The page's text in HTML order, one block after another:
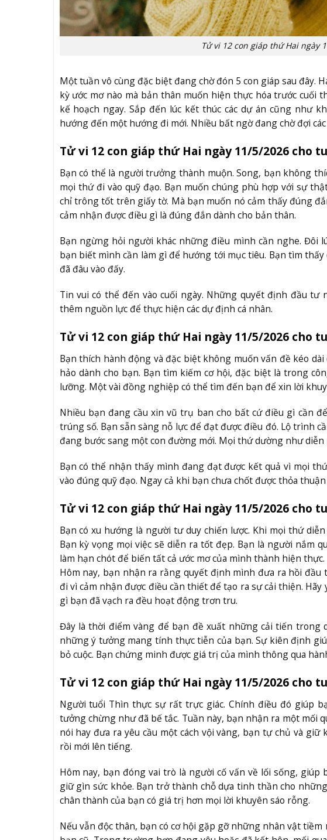
Tử vi 12 con giáp thứ Hai ngày
Một tuần vô cùng đặc biệt đang chờ đón 5 con giáp sau đây.
kỳ ước mơ nào mà bản thân muốn hiện thực hóa trước cuối
kế hoạch ngay. Sắp đến lúc kết thúc các dự án cũng như
hướng đến một hướng đi mới. Nhiều bất ngờ đang chờ đợi
Tử vi 12 con giáp thứ Hai ngày 11/5/2026 cho
Bạn có thể là người trưởng thành muộn. Song, bạn không
mọi thứ đi vào quỹ đạo. Bạn muốn chúng phù hợp với sự
chỉ trông tốt trên giấy tờ. Mà bạn muốn nó cảm thấy đúng
cảm nhận được điều gì là đúng đắn dành cho bản thân.
Bạn ngừng hỏi người khác những điều mình cần nghe. Đôi
bạn biết mình cần làm gì để hướng tới mục tiêu. Bạn tìm
đã đâu vào đấy.
Tin vui có thể đến vào cuối ngày. Những quyết định đầu
thêm nguồn lực để thực hiện các dự định cá nhân.
Tử vi 12 con giáp thứ Hai ngày 11/5/2026 cho
Bạn thích hành động và đặc biệt không muốn vấn đề kéo
hảo dành cho bạn. Bạn tìm kiếm cơ hội, đặc biệt là trong
lưỡng. Một vài đồng nghiệp có thể tìm đến bạn để xin lời
Nhiều bạn đang cầu xin vũ trụ ban cho bất cứ điều gì cần
trúng số. Bạn sẵn sàng nỗ lực để đạt được điều đó. Lộ trình
đang bước sang một con đường mới. Mọi thứ dường như diễn
Bạn có thể nhận thấy mình đang đạt được kết quả vì mọi
vào đúng quỹ đạo. Ngay cả khi bạn chưa chốt được thỏa
Tử vi 12 con giáp thứ Hai ngày 11/5/2026 cho
Bạn có xu hướng là người tư duy chiến lược. Khi mọi thứ
Bạn kỳ vọng mọi việc sẽ diễn ra tốt đẹp. Bạn là người nắm
làm hạn chót để biến tất cả ước mơ của mình thành hiện thực.
Hôm nay, bạn nhận ra rằng quyết định mình đưa ra hồi
đi vì cảm nhận được điều cần thiết để tạo ra sự cải thiện.
gì bạn đã vạch ra đều hoạt động trơn tru.
Đây là thời điểm vàng để bạn đề xuất những cải tiến trong
những ý tưởng mang tính thực tiễn của bạn. Sự kiên định
bỏ cuộc. Bạn chứng minh được giá trị của mình thông qua
Tử vi 12 con giáp thứ Hai ngày 11/5/2026 cho
Người tuổi Thìn thực sự rất trực giác. Chính điều đó giúp
tưởng chừng như đã bế tắc. Tuần này, bạn nhận ra một mối
nói hay đưa ra yêu cầu một cách vội vàng, bạn tự chủ và
rồi mới lên tiếng.
Hôm nay, bạn đóng vai trò là người cố vấn về lối sống,
giữ gìn sức khỏe. Bạn trở thành chỗ dựa tinh thần cho
chân thành của bạn có giá trị hơn mọi lời khuyên sáo rỗng.
Nếu vẫn độc thân, bạn có cơ hội gặp gỡ những nhân vật